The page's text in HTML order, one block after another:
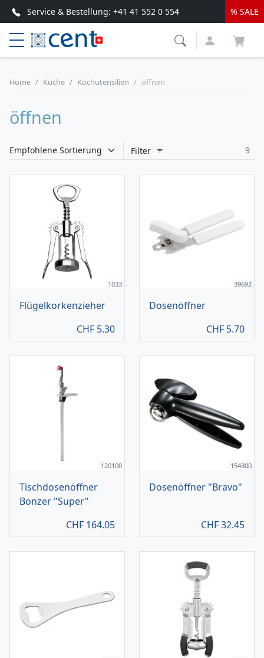
Service & Bestellung: +41 41 552 0 554
Top Service & schnelle Lieferung
% SALE
Home Küche Kochutensilien öffnen
öffnen
Filter 9
1033
Flügelkorkenzieher
CHF 5.30
39692
Dosenöffner
CHF 5.70
120100
Tischdosenöffner
Bonzer "Super"
CHF 164.05
154300
Dosenöffner "Bravo"
CHF32.45